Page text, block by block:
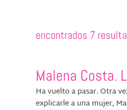
encontrados 7
Malena Costa.
Ha vuelto a pasar. Otra
explicarle a una mujer,